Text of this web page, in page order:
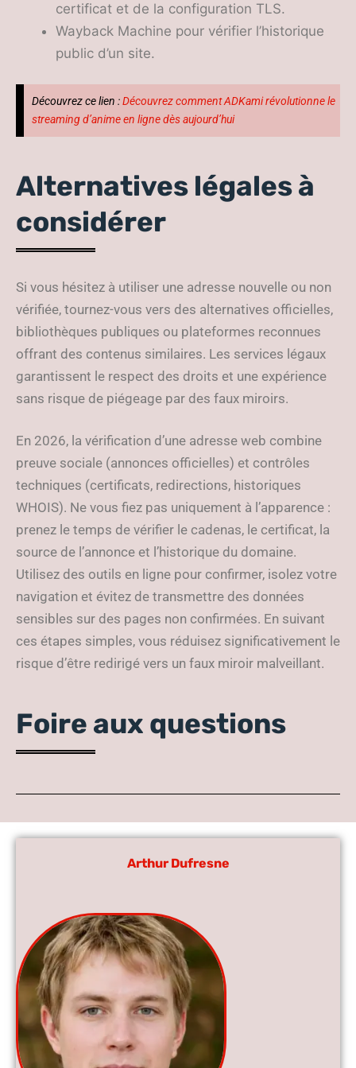
certificat et de la configuration TLS.
Wayback Machine pour vérifier l’historique
public d’un site.
Découvrez ce lien :Découvrez comment ADKami révolutionne le
streaming d’anime en ligne dès aujourd’hui
Alternatives légales à
considérer
Si vous hésitez à utiliser une adresse nouvelle ou non
vérifiée, tournez-vous vers des alternatives officielles,
bibliothèques publiques ou plateformes reconnues
offrant des contenus similaires. Les services légaux
garantissent le respect des droits et une expérience
sans risque de piégeage par des faux miroirs.
En 2026, la vérification d’une adresse web combine
preuve sociale (annonces officielles) et contrôles
techniques (certificats, redirections, historiques
WHOIS). Ne vous fiez pas uniquement à l’apparence :
prenez le temps de vérifier le cadenas, le certificat, la
source de l’annonce et l’historique du domaine.
Utilisez des outils en ligne pour confirmer, isolez votre
navigation et évitez de transmettre des données
sensibles sur des pages non confirmées. En suivant
ces étapes simples, vous réduisez significativement le
risque d’être redirigé vers un faux miroir malveillant.
Foire aux questions
Arthur Dufresne